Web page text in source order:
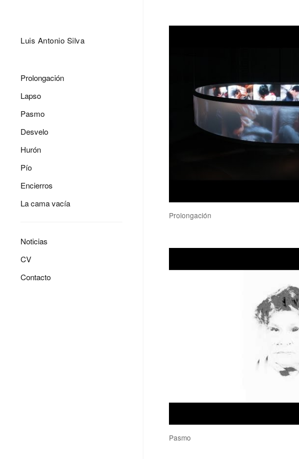
Luis Antonio Silva
Prolongación
Lapso
Pasmo
Desvelo
Hurón
Pío
Encierros
La cama vacía
Noticias
CV
Contacto
Prolongación
Pasmo